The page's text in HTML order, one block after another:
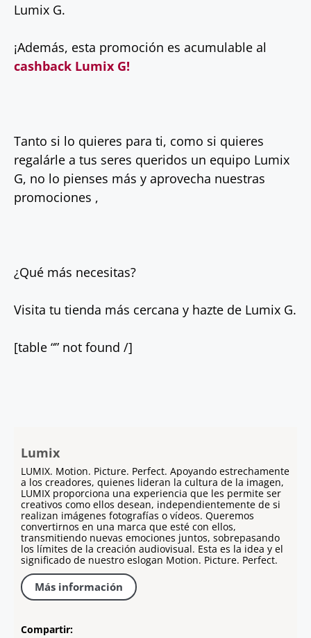
Lumix G.
¡Además, esta promoción es acumulable al
cashback Lumix G!
Tanto si lo quieres para ti, como si quieres
regalárle a tus seres queridos un equipo Lumix
G, no lo pienses más y aprovecha nuestras
promociones ,
¿Qué más necesitas?
Visita tu tienda más cercana y hazte de Lumix G.
[table “” not found /]
Lumix
LUMIX. Motion. Picture. Perfect. Apoyando estrechamente
a los creadores, quienes lideran la cultura de la imagen,
LUMIX proporciona una experiencia que les permite ser
creativos como ellos desean, independientemente de si
realizan imágenes fotografías o vídeos. Queremos
convertirnos en una marca que esté con ellos,
transmitiendo nuevas emociones juntos, sobrepasando
los límites de la creación audiovisual. Esta es la idea y el
significado de nuestro eslogan Motion. Picture. Perfect.
Más información
Compartir: